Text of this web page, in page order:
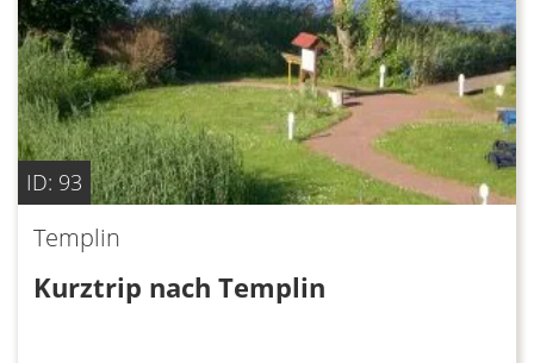
ID: 93
Templin
Kurztrip nach Templin